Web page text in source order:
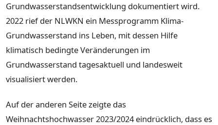
Grundwasserstandsentwicklung dokumentiert wird.
2022 rief der NLWKN ein Messprogramm Klima-
Grundwasserstand ins Leben, mit dessen Hilfe
klimatisch bedingte Veränderungen im
Grundwasserstand tagesaktuell und landesweit
visualisiert werden.
Auf der anderen Seite zeigte das
Weihnachtshochwasser 2023/2024 eindrücklich, dass es